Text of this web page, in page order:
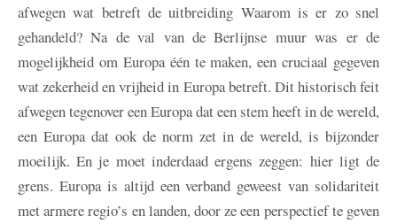
afwegen wat betreft de uitbreiding Waarom is er zo snel
gehandeld? Na de val van de Berlijnse muur was er de
mogelijkheid om Europa één te maken, een cruciaal gegeven
wat zekerheid en vrijheid in Europa betreft. Dit historisch feit
afwegen tegenover een Europa dat een stem heeft in de wereld,
een Europa dat ook de norm zet in de wereld, is bijzonder
moeilijk. En je moet inderdaad ergens zeggen: hier ligt de
grens. Europa is altijd een verband geweest van solidariteit
met armere regio’s en landen, door ze een perspectief te geven